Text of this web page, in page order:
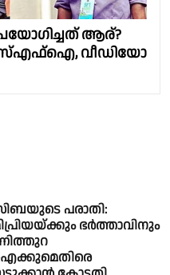
ആര്?
വീഡിയോ
പരാതി:
ഭർത്താവിനും